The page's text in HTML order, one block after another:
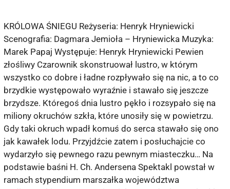
KRÓLOWA ŚNIEGU Reżyseria: Henryk Hryniewicki
Scenografia: Dagmara Jemioła – Hryniewicka Muzyka:
Marek Papaj Występuje: Henryk Hryniewicki Pewien
złośliwy Czarownik skonstruował lustro, w którym
wszystko co dobre i ładne rozpływało się na nic, a to co
brzydkie występowało wyraźnie i stawało się jeszcze
brzydsze. Któregoś dnia lustro pękło i rozsypało się na
miliony okruchów szkła, które unosiły się w powietrzu.
Gdy taki okruch wpadł komuś do serca stawało się ono
jak kawałek lodu. Przyjdźcie zatem i posłuchajcie co
wydarzyło się pewnego razu pewnym miasteczku… Na
podstawie baśni H. Ch. Andersena Spektakl powstał w
ramach stypendium marszałka województwa